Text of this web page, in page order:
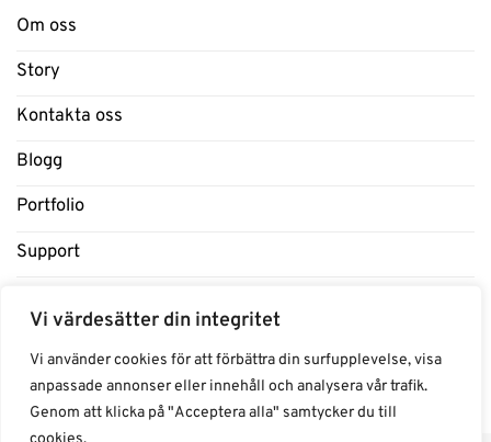
Vi värdesätter din integritet
Vi använder cookies för att förbättra din surfupplevelse, visa
anpassade annonser eller innehåll och analysera vår trafik.
Genom att klicka på "Acceptera alla" samtycker du till
Om oss
Story
Kontakta oss
Blogg
Portfolio
Support